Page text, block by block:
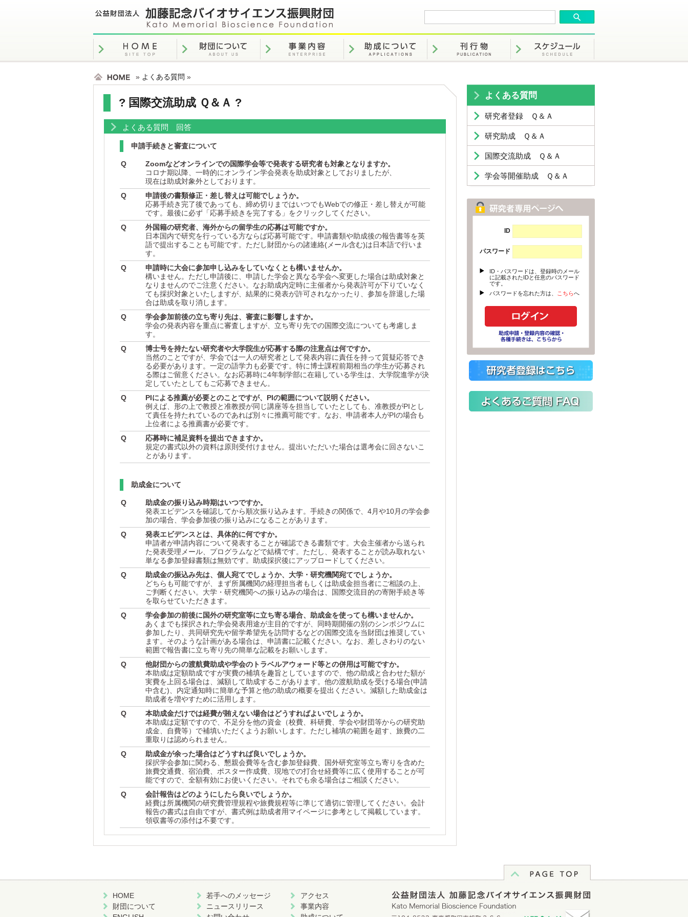
» よくある質問 »
? 国際交流助成 Ｑ＆Ａ ?
よくある質問 回答
申請手続きと審査について
Q
Zoomなどオンラインでの国際学会等で発表する研究者も対象となりますか。
コロナ期以降、一時的にオンライン学会発表を助成対象としておりましたが、
現在は助成対象外としております。
Q
申請後の書類修正・差し替えは可能でしょうか。
応募手続き完了後であっても、締め切りまではいつでもWebでの修正・差し替えが可能
です。最後に必ず「応募手続きを完了する」をクリックしてください。
Q
外国籍の研究者、海外からの留学生の応募は可能ですか。
日本国内で研究を行っている方ならば応募可能です。申請書類や助成後の報告書等を英
語で提出することも可能です。ただし財団からの諸連絡(メール含む)は日本語で行いま
す。
Q
申請時に大会に参加申し込みをしていなくとも構いませんか。
構いません。ただし申請後に、申請した学会と異なる学会へ変更した場合は助成対象と
なりませんのでご注意ください。なお助成内定時に主催者から発表許可が下りていなく
ても採択対象といたしますが、結果的に発表が許可されなかったり、参加を辞退した場
合は助成を取り消します。
Q
学会参加前後の立ち寄り先は、審査に影響しますか。
学会の発表内容を重点に審査しますが、立ち寄り先での国際交流についても考慮しま
す。
Q
博士号を持たない研究者や大学院生が応募する際の注意点は何ですか。
当然のことですが、学会では一人の研究者として発表内容に責任を持って質疑応答でき
る必要があります。一定の語学力も必要です。特に博士課程前期相当の学生が応募され
る際はご留意ください。なお応募時に4年制学部に在籍している学生は、大学院進学が決
定していたとしてもご応募できません。
Q
PIによる推薦が必要とのことですが、PIの範囲について説明ください。
例えば、形の上で教授と准教授が同じ講座等を担当していたとしても、准教授がPIとし
て責任を持たれているのであれば別々に推薦可能です。なお、申請者本人がPIの場合も
上位者による推薦書が必要です。
Q
応募時に補足資料を提出できますか。
規定の書式以外の資料は原則受付けません。提出いただいた場合は選考会に回さないこ
とがあります。
助成金について
Q
助成金の振り込み時期はいつですか。
発表エビデンスを確認してから順次振り込みます。手続きの関係で、4月や10月の学会参
加の場合、学会参加後の振り込みになることがあります。
Q
発表エビデンスとは、具体的に何ですか。
申請者が申請内容について発表することが確認できる書類です。大会主催者から送られ
た発表受理メール、プログラムなどで結構です。ただし、発表することが読み取れない
単なる参加登録書類は無効です。助成採択後にアップロードしてください。
Q
助成金の振込み先は、個人宛てでしょうか、大学・研究機関宛てでしょうか。
どちらも可能ですが、まず所属機関の経理担当者もしくは助成金担当者にご相談の上、
ご判断ください。大学・研究機関への振り込みの場合は、国際交流目的の寄附手続き等
を取らせていただきます。
Q
学会参加の前後に国外の研究室等に立ち寄る場合、助成金を使っても構いませんか。
あくまでも採択された学会発表用途が主目的ですが、同時期開催の別のシンポジウムに
参加したり、共同研究先や留学希望先を訪問するなどの国際交流を当財団は推奨してい
ます。そのような計画がある場合は、申請書に記載ください。なお、差しさわりのない
範囲で報告書に立ち寄り先の簡単な記載をお願いします。
Q
他財団からの渡航費助成や学会のトラベルアウォード等との併用は可能ですか。
本助成は定額助成ですが実費の補填を趣旨としていますので、他の助成と合わせた額が
実費を上回る場合は、減額して助成するこがあります。他の渡航助成を受ける場合(申請
中含む)、内定通知時に簡単な予算と他の助成の概要を提出ください。減額した助成金は
助成者を増やすために活用します。
Q
本助成金だけでは経費が賄えない場合はどうすればよいでしょうか。
本助成は定額ですので、不足分を他の資金（校費、科研費、学会や財団等からの研究助
成金、自費等）で補填いただくようお願いします。ただし補填の範囲を超す、旅費の二
重取りは認められません。
Q
助成金が余った場合はどうすれば良いでしょうか。
採択学会参加に関わる、懇親会費等を含む参加登録費、国外研究室等立ち寄りを含めた
旅費交通費、宿泊費、ポスター作成費、現地での打合せ経費等に広く使用することが可
能ですので、全額有効にお使いください。それでも余る場合はご相談ください。
Q
会計報告はどのようにしたら良いでしょうか。
経費は所属機関の研究費管理規程や旅費規程等に準じて適切に管理してください。会計
報告の書式は自由ですが、書式例は助成者用マイページに参考として掲載しています。
領収書等の添付は不要です。
よくある質問
研究者登録 Ｑ＆Ａ
研究助成 Ｑ＆Ａ
国際交流助成 Ｑ＆Ａ
学会等開催助成 Ｑ＆Ａ
ID
パスワード
ID・パスワードは、登録時のメール
に記載されたIDと任意のパスワード
です。
パスワードを忘れた方は、
こちらへ
HOME 若手へのメッセージ
アクセス
財団について
ニュースリリース
事業内容